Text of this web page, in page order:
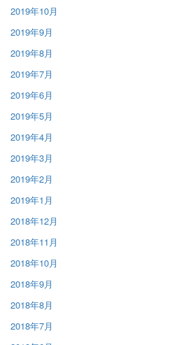
2019年10月
2019年9月
2019年8月
2019年7月
2019年6月
2019年5月
2019年4月
2019年3月
2019年2月
2019年1月
2018年12月
2018年11月
2018年10月
2018年9月
2018年8月
2018年7月